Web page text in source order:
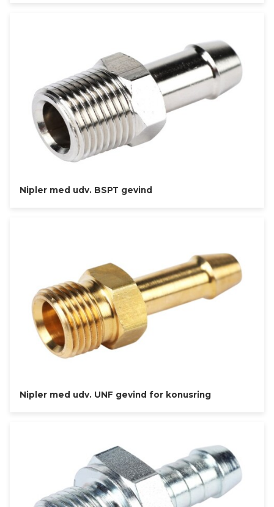
Nipler med udv. BSPT gevind
Nipler med udv. UNF gevind for konusring